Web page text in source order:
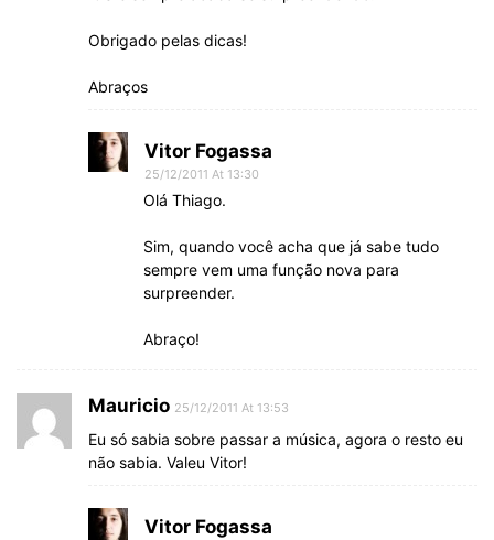
Obrigado pelas dicas!
Abraços
Vitor Fogassa
25/12/2011 At 13:30
Olá Thiago.
Sim, quando você acha que já sabe tudo
sempre vem uma função nova para
surpreender.
Abraço!
Mauricio 25/12/2011 At 13:53
Eu só sabia sobre passar a música, agora o resto eu
não sabia. Valeu Vitor!
Vitor Fogassa